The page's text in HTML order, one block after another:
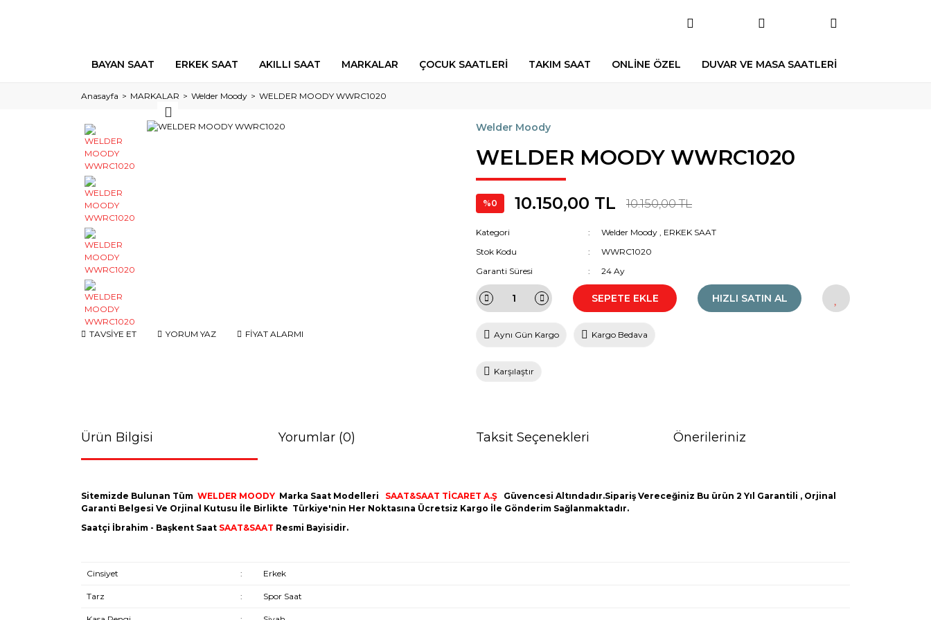
BAYAN SAAT ERKEK SAAT AKILLI SAAT MARKALAR ÇOCUK SAATLERİ TAKIM SAAT ONLİNE ÖZEL DUVAR VE MASA SAATLERİ
Anasayfa MARKALAR Welder Moody WELDER MOODY WWRC1020
TAVSİYE ET YORUM YAZ FİYAT ALARMI
Welder Moody
WELDER MOODY WWRC1020
%0 10.150,00 TL 10.150,00 TL
Kategori Welder Moody , ERKEK SAAT
Stok Kodu
WWRC1020
Garanti Süresi
24 Ay
SEPETE EKLE HIZLI SATIN AL
Aynı Gün Kargo Kargo Bedava
Karşılaştır
Ürün Bilgisi Yorumlar (0) Taksit Seçenekleri Önerileriniz
Sitemizde Bulunan Tüm WELDER MOODY Marka Saat Modelleri SAAT&SAAT TİCARET A.Ş Güvencesi Altındadır.Sipariş Vereceğiniz Bu ürün 2 Yıl Garantili , Orjinal
Garanti Belgesi Ve Orjinal Kutusu İle Birlikte Türkiye'nin Her Noktasına Ücretsiz Kargo İle Gönderim Sağlanmaktadır.
Saatçi İbrahim - Başkent Saat SAAT&SAAT Resmi Bayisidir.
Cinsiyet : Erkek
Tarz : Spor Saat